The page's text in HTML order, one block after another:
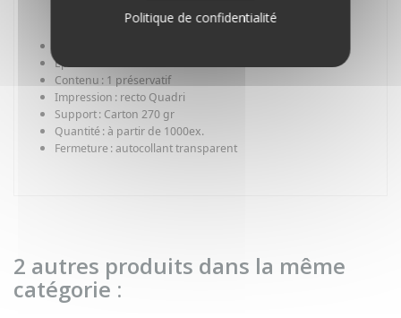
Politique de confidentialité
Epaisseur : 5 mm
Contenu : 1 préservatif
Impression : recto Quadri
Support : Carton 270 gr
Quantité : à partir de 1000ex.
Fermeture : autocollant transparent
2 autres produits dans la même
catégorie :